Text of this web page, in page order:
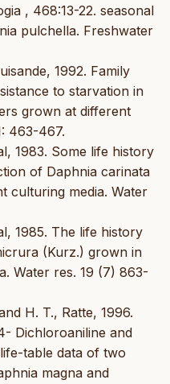
, 468:13-22. seasonal
pulchella. Freshwater
1992. Family
to starvation in
grown at different
463-467.
1983. Some life history
of Daphnia carinata
culturing media. Water
1985. The life history
(Kurz.) grown in
Water res. 19 (7) 863-
H. T., Ratte, 1996.
Dichloroaniline and
table data of two
magna and